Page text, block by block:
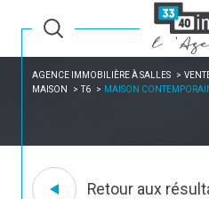
AGENCE IMMOBILIÈRE À SALLES
MAISON
T6 MAISON
Retour aux